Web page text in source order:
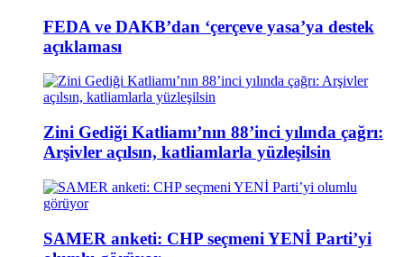
FEDA ve DAKB’dan ‘çerçeve yasa’ya destek
açıklaması
Zini Gediği Katliamı’nın 88’inci yılında çağrı:
Arşivler açılsın, katliamlarla yüzleşilsin
SAMER anketi: CHP seçmeni YENİ Parti’yi